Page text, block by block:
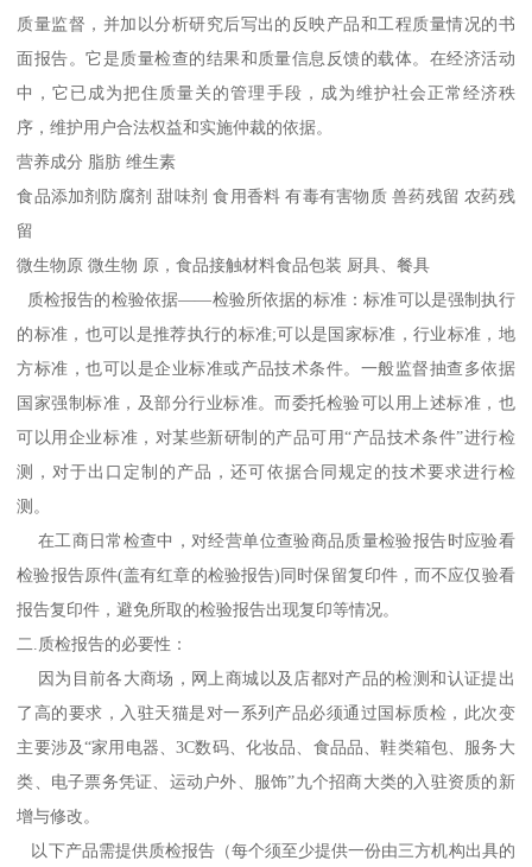
质量监督，并加以分析研究后写出的反映产品和工程质量情况的书
面报告。它是质量检查的结果和质量信息反馈的载体。在经济活动
中，它已成为把住质量关的管理手段，成为维护社会正常经济秩
序，维护用户合法权益和实施仲裁的依据。
营养成分 脂肪 维生素
食品添加剂防腐剂 甜味剂 食用香料 有毒有害物质 兽药残留 农药残
留
微生物原 微生物 原，食品接触材料食品包装 厨具、餐具
质检报告的检验依据——检验所依据的标准：标准可以是强制执行
的标准，也可以是推荐执行的标准;可以是国家标准，行业标准，地
方标准，也可以是企业标准或产品技术条件。一般监督抽查多依据
国家强制标准，及部分行业标准。而委托检验可以用上述标准，也
可以用企业标准，对某些新研制的产品可用“产品技术条件”进行检
测，对于出口定制的产品，还可依据合同规定的技术要求进行检
测。
在工商日常检查中，对经营单位查验商品质量检验报告时应验看
检验报告原件(盖有红章的检验报告)同时保留复印件，而不应仅验看
报告复印件，避免所取的检验报告出现复印等情况。
二.质检报告的必要性：
因为目前各大商场，网上商城以及店都对产品的检测和认证提出
了高的要求，入驻天猫是对一系列产品必须通过国标质检，此次变
主要涉及“家用电器、3C数码、化妆品、食品品、鞋类箱包、服务大
类、电子票务凭证、运动户外、服饰”九个招商大类的入驻资质的新
增与修改。
以下产品需提供质检报告（每个须至少提供一份由三方机构出具的